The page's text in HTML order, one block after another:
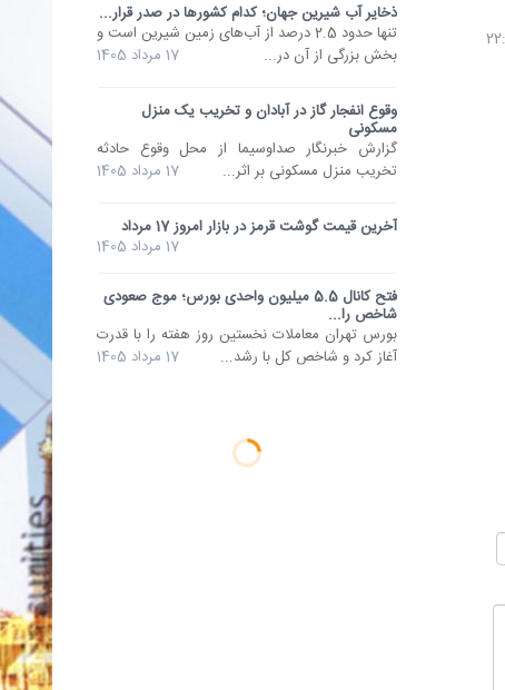
ذخایر آب شیرین جهان؛ کدام کشورها در صدر قرار...
تنها حدود 2.5 درصد از آب‌های زمین شیرین است و
بخش بزرگی از آن در...
17 مرداد 1405
وقوع انفجار گاز در آبادان و تخریب یک منزل
مسکونی
گزارش خبرنگار صداوسیما از محل وقوع حادثه‌
تخریب منزل مسکونی بر اثر...
17 مرداد 1405
آخرین قیمت گوشت قرمز در بازار امروز 17 مرداد
17 مرداد 1405
فتح کانال 5.5 میلیون واحدی بورس؛ موج صعودی
شاخص را...
بورس تهران معاملات نخستین روز هفته را با قدرت
آغاز کرد و شاخص کل با رشد...
17 مرداد 1405